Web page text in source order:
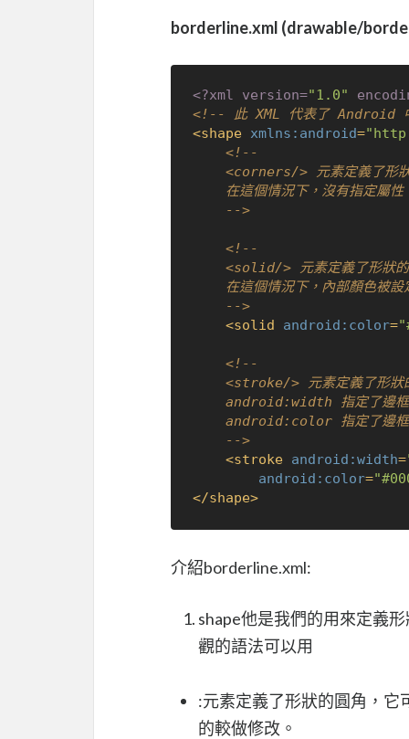
borderline.xml (drawable/
<?xml version="1.0"
<!-- 此 XML 代表了 Android 中
<shape xmlns:android=
<!--
    -->
<!--
    -->
<solid android:color=
<!--
    -->
<stroke android:width=
android:color=
</shape>
介紹borderline.xml:
shape他是我們的用來定義
觀的語法可以用
:元素定義了形狀的圓角，它
的較做修改。